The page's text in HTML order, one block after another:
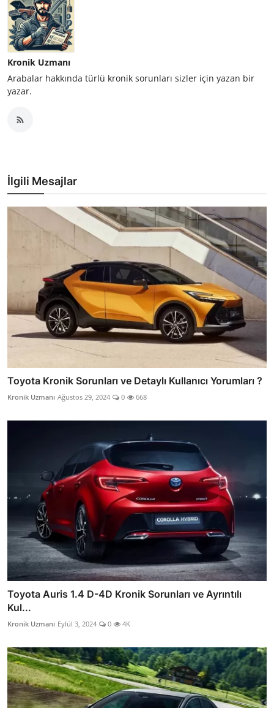
Kronik Uzmanı
Arabalar hakkında türlü kronik sorunları sizler için yazan bir
yazar.
İlgili Mesajlar
Toyota Kronik Sorunları ve Detaylı Kullanıcı Yorumları ?
Kronik Uzmanı Ağustos 29, 2024 0 668
Toyota Auris 1.4 D-4D Kronik Sorunları ve Ayrıntılı
Kul...
Kronik Uzmanı Eylül 3, 2024 0 4K